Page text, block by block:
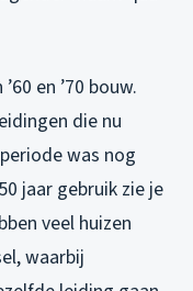
en ’70 bouw.
die nu
was nog
jaar gebruik zie je
veel huizen
waarbij